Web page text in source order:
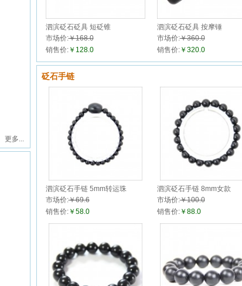
更多...
泗滨砭石砭具 短砭锥
市场价:￥168.0
销售价:￥128.0
泗滨砭石砭具 按摩锤
市场价:￥360.0
销售价:￥320.0
砭石手链
泗滨砭石手链 5mm转运珠
市场价:￥69.6
销售价:￥58.0
泗滨砭石手链 8mm女款
市场价:￥100.0
销售价:￥88.0